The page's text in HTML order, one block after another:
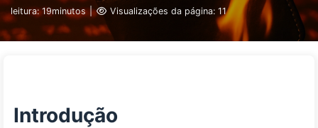
ilusão; o que realmente custa
caro na IA é a sua ganância —
164
leitura: 19minutos | Visualizações da página: 11
Introdução